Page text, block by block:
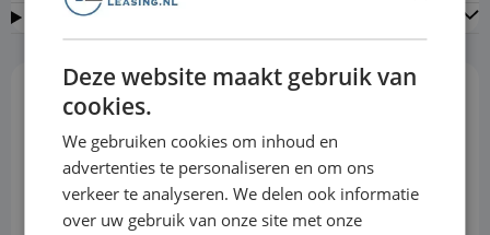
Leveren jullie door heel Nederland?
Rekentool
Aanbetaling
Deze website maakt gebruik van
cookies.
We gebruiken cookies om inhoud en
advertenties te personaliseren en om ons
verkeer te analyseren. We delen ook informatie
over uw gebruik van onze site met onze